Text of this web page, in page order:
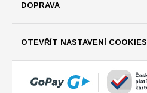
DOPRAVA
OTEVŘÍT NASTAVENÍ COOKIES